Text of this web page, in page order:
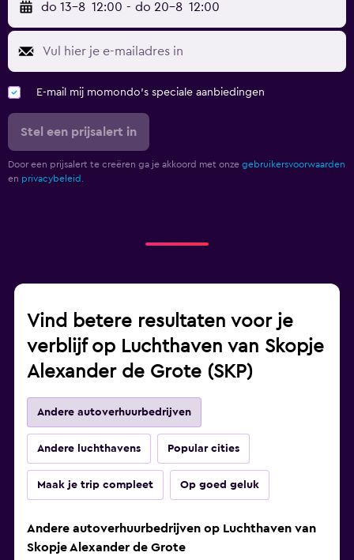
do 13-8 12:00 - do 20-8 12:00
E-mail mij momondo's speciale aanbiedingen
Stel een prijsalert in
Door een prijsalert te creëren ga je akkoord met onze gebruikersvoorwaarden
en privacybeleid.
Vind betere resultaten voor je
verblijf op Luchthaven van Skopje
Alexander de Grote (SKP)
Andere autoverhuurbedrijven
Andere luchthavens Popular cities
Maak je trip compleet Op goed geluk
Andere autoverhuurbedrijven op Luchthaven van
Skopje Alexander de Grote